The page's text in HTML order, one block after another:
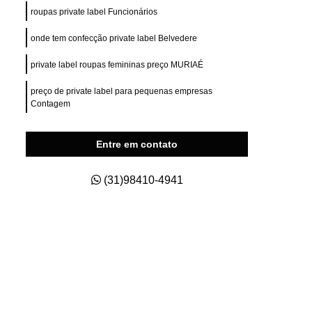
Fit
Private Label para e Commerce
Private Label Roupas Masculinas
Size
Roupas Private Label
Estamparia Digital em Camiseta
roupas private label Funcionários
onde tem confecção private label Belvedere
private label roupas femininas preço MURIAÉ
preço de private label para pequenas empresas
Contagem
Entre em contato
(31)98410-4941